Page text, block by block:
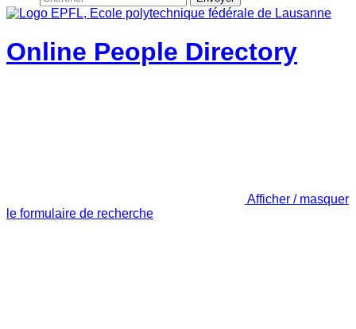
Online People Directory
Afficher / masquer
le formulaire de recherche